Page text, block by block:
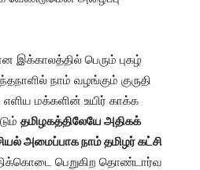
இக்காலத்தில் பெரும் புகழ்
நாம் வழங்கும் குருதி
மக்களின் உயிர் காக்க
தமிழகத்திலேயே அதிகக்
அமைப்பாக நாம் தமிழர் கட்சி
பெறுகிற தொண்டார்வ